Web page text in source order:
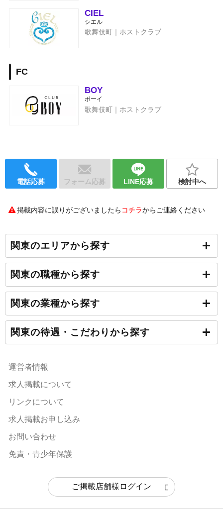
CIEL
シエル
歌舞伎町｜ホストクラブ
FC
BOY
ボーイ
歌舞伎町｜ホストクラブ
電話応募 フォーム応募 LINE応募 検討中へ
掲載内容に誤りがございましたら コチラからご連絡ください
関東のエリアから探す
関東の職種から探す
関東の業種から探す
関東の待遇・こだわりから探す
運営者情報
求人掲載について
リンクについて
求人掲載お申し込み
お問い合わせ
免責・青少年保護
ご掲載店舗様ログイン